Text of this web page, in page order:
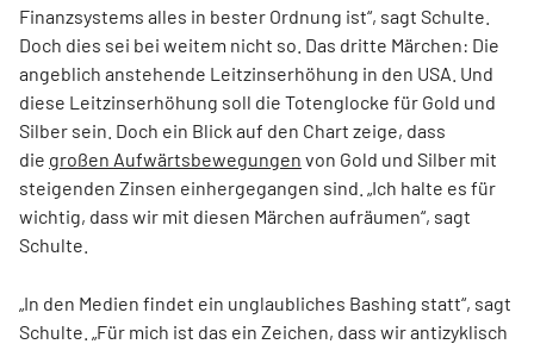
Finanzsystems alles in bester Ordnung ist“, sagt Schulte.
Doch dies sei bei weitem nicht so. Das dritte Märchen: Die
angeblich anstehende Leitzinserhöhung in den USA. Und
diese Leitzinserhöhung soll die Totenglocke für Gold und
Silber sein. Doch ein Blick auf den Chart zeige, dass
die großen Aufwärtsbewegungen von Gold und Silber mit
steigenden Zinsen einhergegangen sind. „Ich halte es für
wichtig, dass wir mit diesen Märchen aufräumen“, sagt
Schulte.
„In den Medien findet ein unglaubliches Bashing statt“, sagt
Schulte. „Für mich ist das ein Zeichen, dass wir antizyklisch